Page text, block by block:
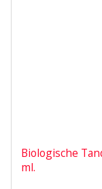
Biologische
ml.